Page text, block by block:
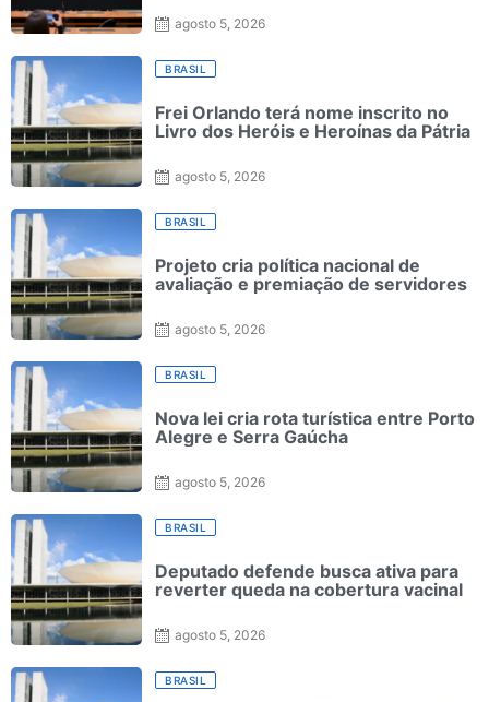
agosto 5, 2026
BRASIL
Frei Orlando terá nome inscrito no
Livro dos Heróis e Heroínas da Pátria
agosto 5, 2026
BRASIL
Projeto cria política nacional de
avaliação e premiação de servidores
agosto 5, 2026
BRASIL
Nova lei cria rota turística entre Porto
Alegre e Serra Gaúcha
agosto 5, 2026
BRASIL
Deputado defende busca ativa para
reverter queda na cobertura vacinal
agosto 5, 2026
BRASIL